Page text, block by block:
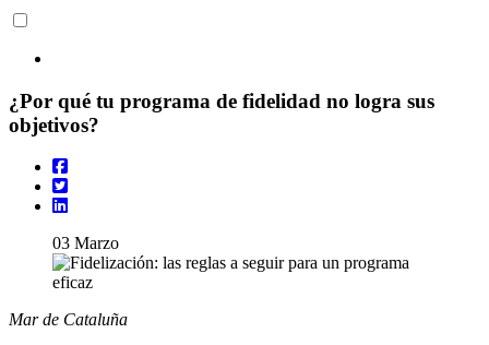
¿Por qué tu programa de fidelidad no logra sus
objetivos?
03 Marzo
Mar de Cataluña